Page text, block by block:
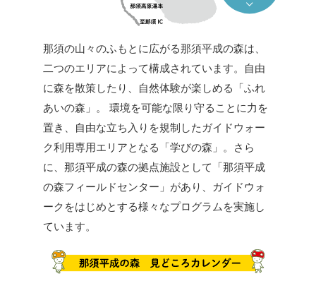
那須の山々のふもとに広がる那須平成の森は、
二つのエリアによって構成されています。自由
に森を散策したり、自然体験が楽しめる「ふれ
あいの森」。 環境を可能な限り守ることに力を
置き、自由な立ち入りを規制したガイドウォー
ク利用専用エリアとなる「学びの森」。さら
に、那須平成の森の拠点施設として「那須平成
の森フィールドセンター」があり、ガイドウォ
ークをはじめとする様々なプログラムを実施し
ています。